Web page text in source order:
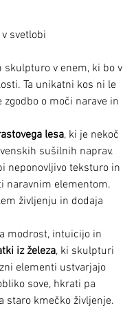
svetlobi
v enem, ki bo v
Ta unikatni kos ni le
o moči narave in
lesa, ki je nekoč
sušilnih naprav.
neponovljivo teksturo in
naravnim elementom.
življenju in dodaja
modrost, intuicijo in
iz železa, ki skulpturi
elementi ustvarjajo
sove, hkrati pa
staro kmečko življenje.